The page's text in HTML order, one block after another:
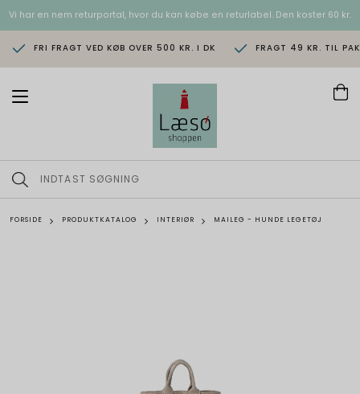
Vi har en nem returportal, hvor du kan købe en returlabel. Den koster 60 kr.
FRI FRAGT VED KØB OVER 500 KR. I DK FRAGT 49 KR. TIL
T
n
a
i
FORSIDE PRODUKTKATALOG INTERIØR MAILEG - HUNDE LEGETØJ